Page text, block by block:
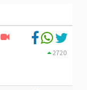
2720